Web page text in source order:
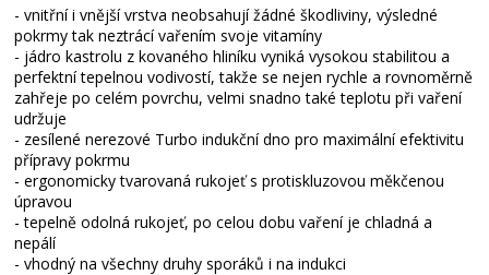
- vnitřní i vnější vrstva neobsahují žádné škodliviny, výsledné
pokrmy tak neztrácí vařením svoje vitamíny
- jádro kastrolu z kovaného hliníku vyniká vysokou stabilitou a
perfektní tepelnou vodivostí, takže se nejen rychle a rovnoměrně
zahřeje po celém povrchu, velmi snadno také teplotu při vaření
udržuje
- zesílené nerezové Turbo indukční dno pro maximální efektivitu
přípravy pokrmu
- ergonomicky tvarovaná rukojeť s protiskluzovou měkčenou
úpravou
- tepelně odolná rukojeť, po celou dobu vaření je chladná a
nepálí
- vhodný na všechny druhy sporáků i na indukci